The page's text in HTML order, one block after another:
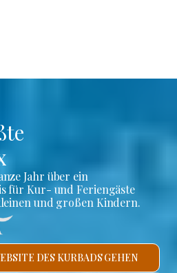
Jahr über ein
für Kur- und Feriengäste
und großen Kindern.
DES KURBADS GEHEN